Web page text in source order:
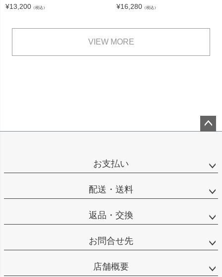
¥13,200 （税込） ¥16,280 （税込）
VIEW MORE
お支払い
配送・送料
返品・交換
お問合せ先
店舗概要